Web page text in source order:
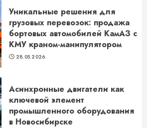
Уникальные решения для
грузовых перевозок: продажа
бортовых автомобилей КамАЗ с
КМУ краном-манипулятором
28.05.2026
Асинхронные двигатели как
ключевой элемент
промышленного оборудования
в Новосибирске